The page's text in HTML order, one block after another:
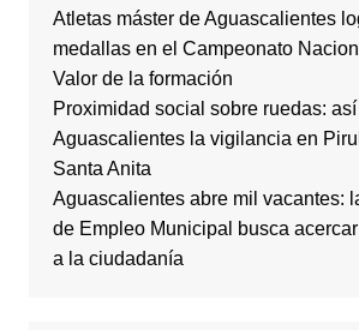
Atletas máster de Aguascalientes
medallas en el Campeonato
Valor de la formación
Proximidad social sobre ruedas:
Aguascalientes la vigilancia en
Santa Anita
Aguascalientes abre mil vacantes:
de Empleo Municipal busca acercar
a la ciudadanía